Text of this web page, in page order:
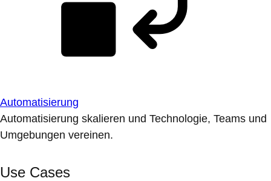
Automatisierung
Automatisierung skalieren und Technologie, Teams und
Umgebungen vereinen.
Use Cases